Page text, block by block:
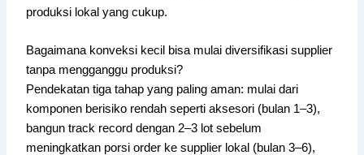
produksi lokal yang cukup.
Bagaimana konveksi kecil bisa mulai diversifikasi supplier
tanpa mengganggu produksi?
Pendekatan tiga tahap yang paling aman: mulai dari
komponen berisiko rendah seperti aksesori (bulan 1–3),
bangun track record dengan 2–3 lot sebelum
meningkatkan porsi order ke supplier lokal (bulan 3–6),